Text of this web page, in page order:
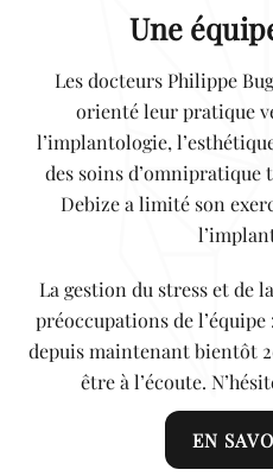
Une
Les docteurs Philippe
orienté leur pratique
l’implantologie,
des soins d’omnipratique
Debize a limité son
La gestion du stress et de
préoccupations de
depuis maintenant bientôt
être à l’écoute.
EN